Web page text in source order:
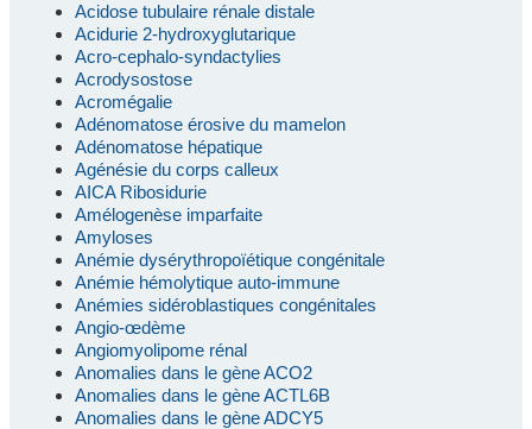
Acidose tubulaire rénale distale
Acidurie 2-hydroxyglutarique
Acro-cephalo-syndactylies
Acrodysostose
Acromégalie
Adénomatose érosive du mamelon
Adénomatose hépatique
Agénésie du corps calleux
AICA Ribosidurie
Amélogenèse imparfaite
Amyloses
Anémie dysérythropoïétique congénitale
Anémie hémolytique auto-immune
Anémies sidéroblastiques congénitales
Angio-œdème
Angiomyolipome rénal
Anomalies dans le gène ACO2
Anomalies dans le gène ACTL6B
Anomalies dans le gène ADCY5